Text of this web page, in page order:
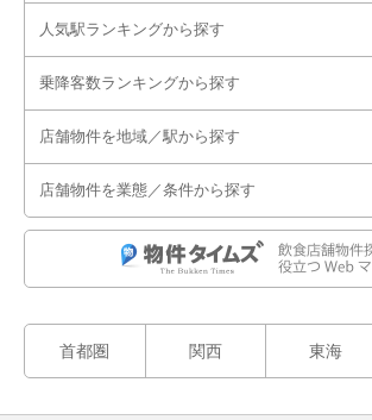
人気駅ランキングから探す
乗降客数ランキングから探す
店舗物件を地域／駅から探す
店舗物件を業態／条件から探す
首都圏 関西 東海